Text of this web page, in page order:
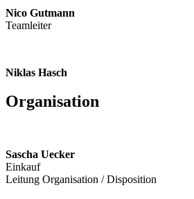
Nico Gutmann
Teamleiter
Niklas Hasch
Organisation
Sascha Uecker
Einkauf
Leitung Organisation / Disposition